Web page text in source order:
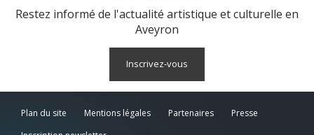
Restez informé de l'actualité artistique et culturelle en
Aveyron
Inscrivez-vous
Plan du site Mentions légales Partenaires
Presse